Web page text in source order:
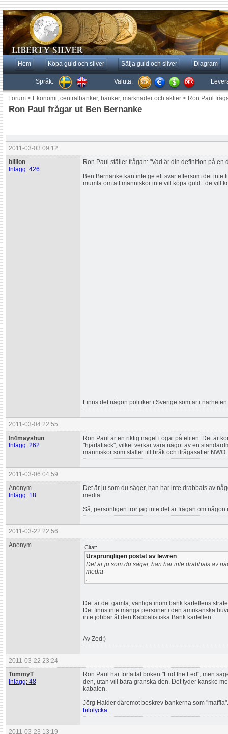
Hem Köpa guld och silver Sälja guld och silver Diagram
Språk: Valuta:
Forum < Ekonomi, centralbanker, banker, marknader och aktier < Ron Paul
Ron Paul frågar ut Ben Bernanke
2011-03-03 09:12
billion
Inlägg: 426
Ron Paul ställer frågan: "Vad är din definition på en
Ben Bernanke kan inte ge ett svar eftersom det
mumla om att människor inte vill köpa guld...de vill
Finns det någon politiker i Sverige som är i
2011-03-04 22:55
In4mayshun
Inlägg: 262
Ron Paul är en riktig nagel i ögat på eliten. Det är
"hjärtattack", vilket verkar vara något av en
människor som ställer till bråk och ifrågasätter
2011-03-06 04:59
Anonym
Inlägg: 18
Det är ju som du säger, han har inte drabbats av
media
Så, personligen tror jag inte det är frågan om någon
2011-03-22 22:56
Anonym
Citat:
Ursprungligen postat av lewren
Det är ju som du säger, han har inte drabbats av
media
.
Det är det gamla, vanliga inom bank kartellens
Det finns inte många personer i den amrikanska
inte jobbar åt den Kabbalistiska Bank kartellen.
Av Zed:)
2011-03-22 23:24
TommyT
Inlägg: 48
Ron Paul har författat boken "End the Fed", men
den, utan vill bara granska den. Det tyder kanske
kabalen.
Jörg Haider däremot beskrev bankerna som
bilolycka.
2011-03-23 13:19